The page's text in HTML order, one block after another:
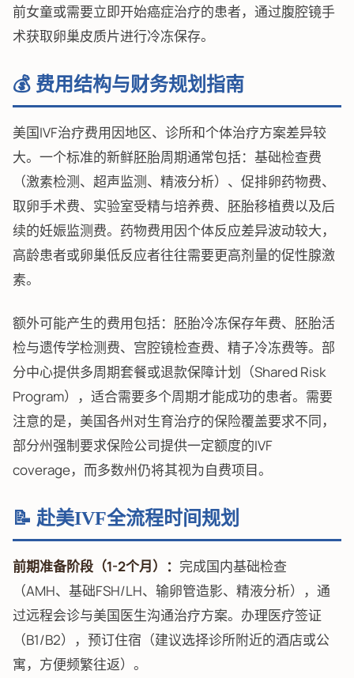
前女童或需要立即开始癌症治疗的患者，通过腹腔镜手
术获取卵巢皮质片进行冷冻保存。
💰 费用结构与财务规划指南
美国IVF治疗费用因地区、诊所和个体治疗方案差异较
大。一个标准的新鲜胚胎周期通常包括：基础检查费
（激素检测、超声监测、精液分析）、促排卵药物费、
取卵手术费、实验室受精与培养费、胚胎移植费以及后
续的妊娠监测费。药物费用因个体反应差异波动较大，
高龄患者或卵巢低反应者往往需要更高剂量的促性腺激
素。
额外可能产生的费用包括：胚胎冷冻保存年费、胚胎活
检与遗传学检测费、宫腔镜检查费、精子冷冻费等。部
分中心提供多周期套餐或退款保障计划（Shared Risk
Program），适合需要多个周期才能成功的患者。需要
注意的是，美国各州对生育治疗的保险覆盖要求不同，
部分州强制要求保险公司提供一定额度的IVF
coverage，而多数州仍将其视为自费项目。
📝 赴美IVF全流程时间规划
前期准备阶段（1-2个月）： 完成国内基础检查
（AMH、基础FSH/LH、输卵管造影、精液分析），通
过远程会诊与美国医生沟通治疗方案。办理医疗签证
（B1/B2），预订住宿（建议选择诊所附近的酒店或公
寓，方便频繁往返）。